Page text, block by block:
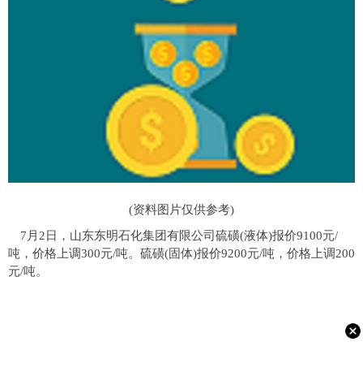
(资料图片仅供参考)
7月2日，山东东明石化集团有限公司硫磺(液体)报价9100元/
吨，价格上调300元/吨。硫磺(固体)报价9200元/吨，价格上调200
元/吨。